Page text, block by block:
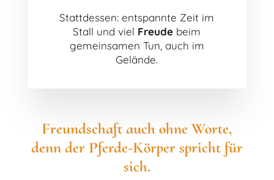
Stattdessen: entspannte Zeit im
Stall und viel Freude beim
gemeinsamen Tun, auch im
Gelände.
Freundschaft auch ohne Worte,
denn der Pferde-Körper spricht für
sich.